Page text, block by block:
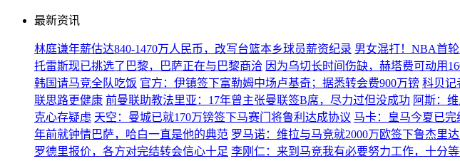
最新资讯
林庭谦年薪估达840-1470万人民币，改写台篮本乡球员薪资纪录 男女混打！NBA首
托雷斯现已挑选了巴黎，巴萨正在与巴黎商洽 因为乌切长时间伤缺，赫塔费可动用
韩国请马竞全队吃饭 官方：伊镇签下富勒姆中场卢基奇；据悉转会费900万镑 科贝记
联思路更健康 前曼联助教法里亚：17年曾主张曼联签B席，尽力过但没成功 阿斯：
克心存疑虑 天空：曼城已就170万镑签下马赛门将鲁利达成协议 马卡：皇马今夏已
年前就钟情巴萨，哈白一直是他的典范 罗马诺：维拉与马竞就2000万欧签下鲁杰里
罗德里报价，各方对完结转会信心十足 李刚仁：来到马竞我有必要努力工作，十分